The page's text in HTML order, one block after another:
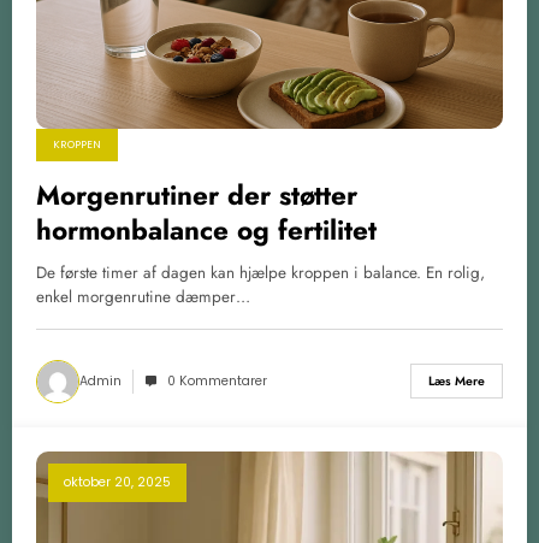
KROPPEN
Morgenrutiner der støtter
hormonbalance og fertilitet
De første timer af dagen kan hjælpe kroppen i balance. En rolig,
enkel morgenrutine dæmper…
Admin 0 Kommentarer Læs Mere
oktober 20, 2025